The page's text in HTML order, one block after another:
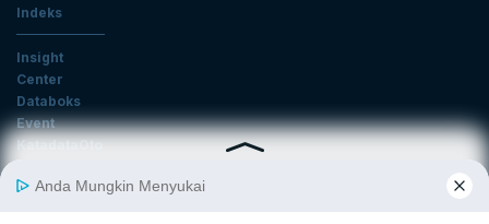
Indeks
Insight
Center
Databoks
Event
KatadataOto